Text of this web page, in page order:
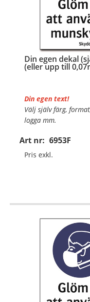
Din egen dekal
(eller upp till
Art nr: 6953F
Din egen text!
Välj själv färg,
logga mm.
Material:
Mått:210x297mm
Pris exkl.